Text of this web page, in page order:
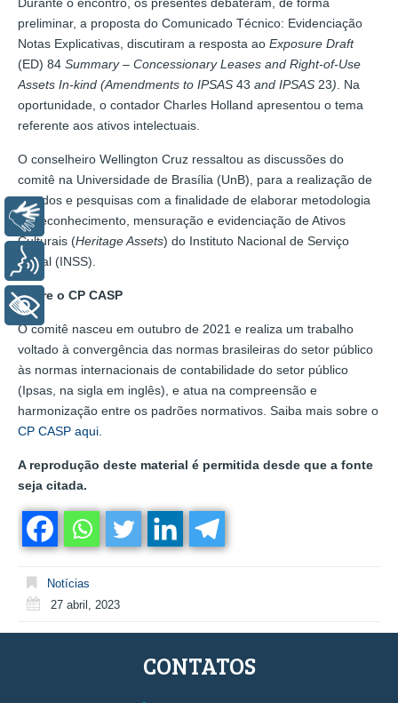
preliminar, a proposta do Comunicado Técnico: Evidenciação
Notas Explicativas, discutiram a resposta ao Exposure Draft
(ED) 84 Summary – Concessionary Leases and Right-of-Use
Assets In-kind (Amendments to IPSAS 43 and IPSAS 23) . Na
oportunidade, o contador Charles Holland apresentou o tema
referente aos ativos intelectuais.
O conselheiro Wellington Cruz ressaltou as discussões do
comitê na Universidade de Brasília (UnB), para a realização de
estudos e pesquisas com a finalidade de elaborar metodologia
de reconhecimento, mensuração e evidenciação de Ativos
Culturais (Heritage Assets) do Instituto Nacional de Serviço
Social (INSS).
Sobre o CP CASP
O comitê nasceu em outubro de 2021 e realiza um trabalho
voltado à convergência das normas brasileiras do setor público
às normas internacionais de contabilidade do setor público
(Ipsas, na sigla em inglês), e atua na compreensão e
harmonização entre os padrões normativos. Saiba mais sobre o
CP CASP aqui.
A reprodução deste material é permitida desde que a fonte
seja citada.
Notícias
27 abril, 2023
CONTATOS
Libras
Voz